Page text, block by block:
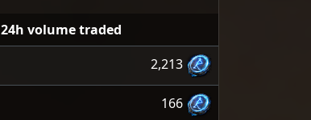
24h volume traded
2,213
166